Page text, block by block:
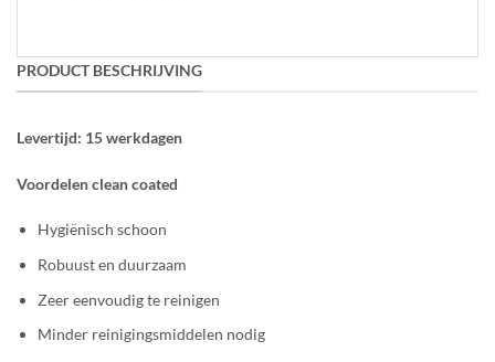
PRODUCT BESCHRIJVING
Levertijd: 15 werkdagen
Voordelen clean coated
Hygiënisch schoon
Robuust en duurzaam
Zeer eenvoudig te reinigen
Minder reinigingsmiddelen nodig